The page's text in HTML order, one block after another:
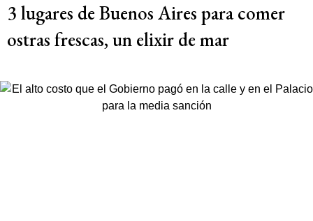
3 lugares de Buenos Aires para comer
ostras frescas, un elixir de mar